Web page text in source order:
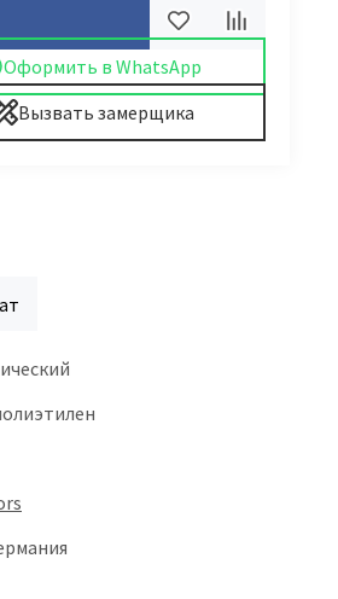
Оформить в WhatsApp
Вызвать замерщика